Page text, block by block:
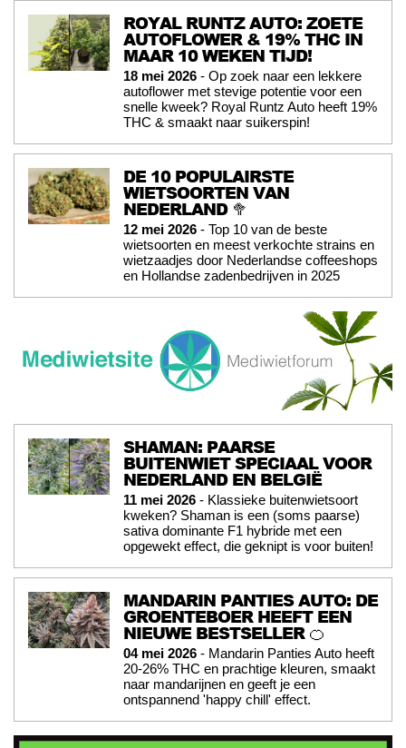
ROYAL RUNTZ AUTO: ZOETE
AUTOFLOWER & 19% THC IN
MAAR 10 WEKEN TIJD!
18 mei 2026 - Op zoek naar een lekkere
autoflower met stevige potentie voor een
snelle kweek? Royal Runtz Auto heeft 19%
THC & smaakt naar suikerspin!
DE 10 POPULAIRSTE
WIETSOORTEN VAN
NEDERLAND 🥦
12 mei 2026 - Top 10 van de beste
wietsoorten en meest verkochte strains en
wietzaadjes door Nederlandse coffeeshops
en Hollandse zadenbedrijven in 2025
SHAMAN: PAARSE
BUITENWIET SPECIAAL VOOR
NEDERLAND EN BELGIË
11 mei 2026 - Klassieke buitenwietsoort
kweken? Shaman is een (soms paarse)
sativa dominante F1 hybride met een
opgewekt effect, die geknipt is voor buiten!
MANDARIN PANTIES AUTO: DE
GROENTEBOER HEEFT EEN
NIEUWE BESTSELLER 🍊
04 mei 2026 - Mandarin Panties Auto heeft
20-26% THC en prachtige kleuren, smaakt
naar mandarijnen en geeft je een
ontspannend 'happy chill' effect.